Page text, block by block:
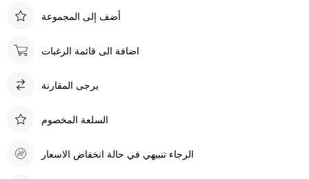
أضف إلى المجموعة
اضافة الى قائمة الرغبات
يرجى المقارنة
السلعة المخصوم
الرجاء تنبيهي في حالة انخفاض الاسعار